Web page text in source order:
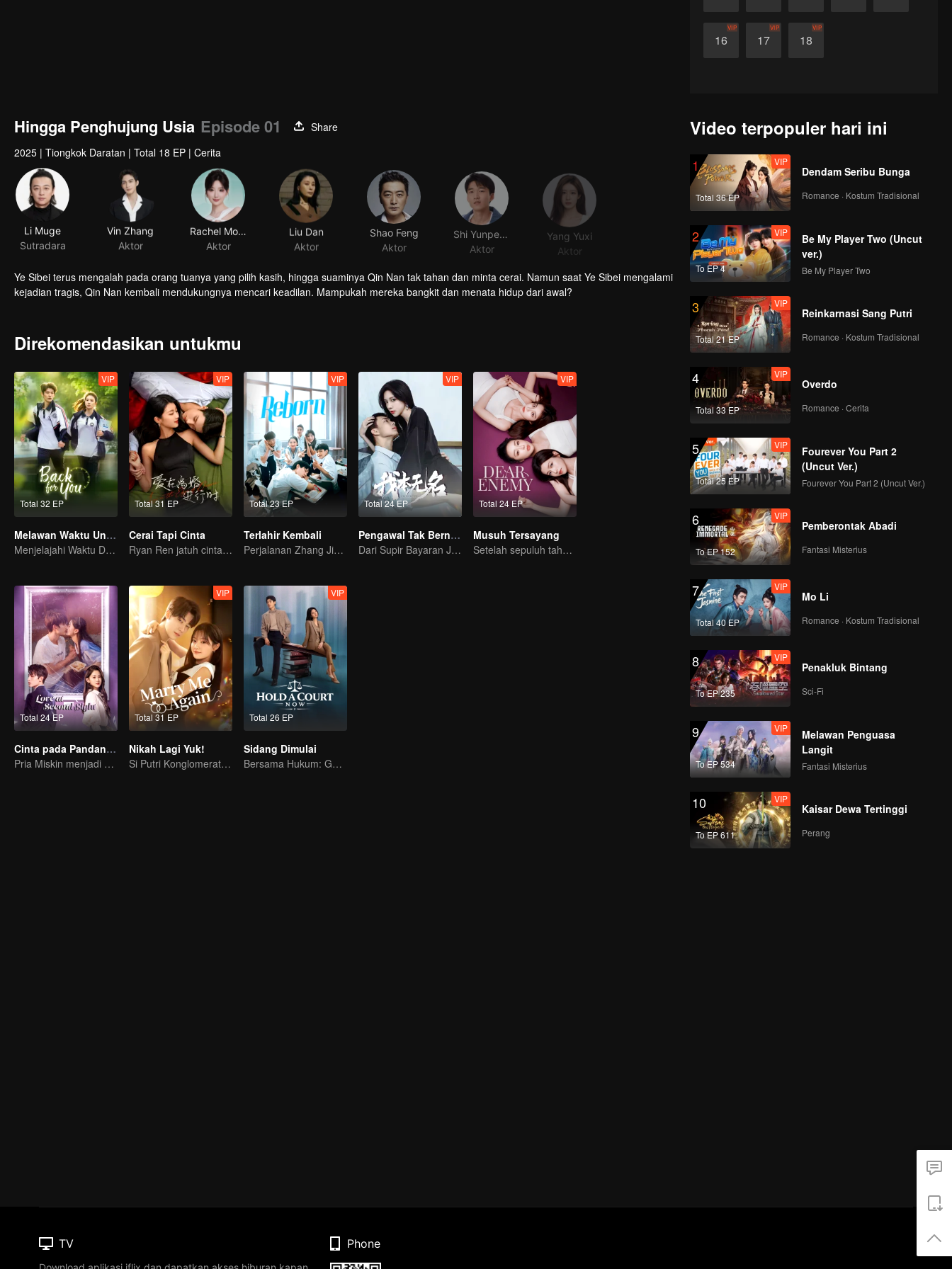
16
VIP
17
VIP
18
VIP
Hingga Penghujung Usia Episode 01
Share
2025 | Tiongkok Daratan | Total 18 EP | Cerita
Li Muge
Sutradara
Vin Zhang
Aktor
Aktor
Liu Dan
Aktor
Shao Feng
Aktor
Aktor
Yang Yuxi
Aktor
Ye Sibei terus mengalah pada orang tuanya yang pilih kasih, hingga suaminya Qin Nan tak tahan dan minta cerai. Namun saat Ye Sibei mengalami
kejadian tragis, Qin Nan kembali mendukungnya mencari keadilan. Mampukah mereka bangkit dan menata hidup dari awal?
Direkomendasikan untukmu
Total 32 EP
VIP
Melawan Waktu Untukmu
Menjelajahi Waktu Demi Bertemu dengan Kamu~
Total 31 EP
VIP
Cerai Tapi Cinta
Ryan Ren jatuh cinta setelah gugat cerai Istrinya?!
Total 23 EP
VIP
Terlahir Kembali
Perjalanan Zhang Jingyi & Zhou Yiran tumbuh dewasa
Total 24 EP
VIP
Pengawal Tak Bernama
Dari Supir Bayaran Jadi Pengawal CEO Miliarder!
Total 24 EP
VIP
Musuh Tersayang
Setelah sepuluh tahun, sahabat sejoli ini bertemu kembali..
Total 24 EP
Cinta pada Pandangan Kedua
Pria Miskin menjadi CEO untuk mengejar Mantannya
Total 31 EP
VIP
Nikah Lagi Yuk!
Si Putri Konglomerat jatuh cinta pada kembaran mendiang Suaminya?
Total 26 EP
VIP
Sidang Dimulai
Bersama Hukum: Gong Jun & Ren Min
Video terpopuler hari ini
1
Total 36 EP
VIP
Dendam Seribu Bunga
Romance · Kostum Tradisional
2
To EP 4
VIP
Be My Player Two (Uncut
ver.)
Be My Player Two
3
Total 21 EP
VIP
Reinkarnasi Sang Putri
Romance · Kostum Tradisional
4
Total 33 EP
VIP
Overdo
Romance · Cerita
5
Total 25 EP
VIP
Fourever You Part 2
(Uncut Ver.)
Fourever You Part 2 (Uncut Ver.)
6
To EP 152
VIP
Pemberontak Abadi
Fantasi Misterius
7
Total 40 EP
VIP
Mo Li
Romance · Kostum Tradisional
8
To EP 235
VIP
Penakluk Bintang
Sci-Fi
9
To EP 534
VIP
Melawan Penguasa
Langit
Fantasi Misterius
10
To EP 611
VIP
Kaisar Dewa Tertinggi
Perang
TV Phone